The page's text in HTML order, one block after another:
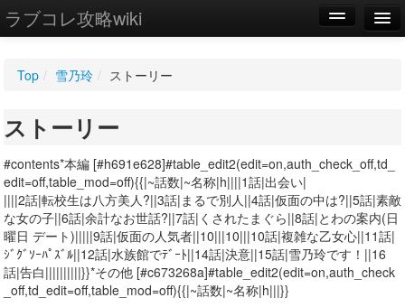
ラブコレ攻略wiki
WIKI
設定
Top / 雪乃玲 / ストーリー
ストーリー
#contents*本編 [#h691e628]#table_edit2(edit=on,auth_check_off,td_
edit=off,table_mod=off){{|~話数|~名称|h||||1話|出会い|
||||2話|転校生は八方美人?||3話|まるで別人||4話|仮面の中は?||5話|素敵
な女の子||6話|余計なお世話?||7話|くされたまぐら||8話|とわの案内(日
曜日 デート)|||||9話|仮面の人気者||10|||10|||10話|複雑な乙女心||11話|
ｼﾞｸﾞｿｰﾊﾟｽﾞﾙ||12話|水族館でﾃﾞｰﾄ||14話|決意||15話|雪乃玲です！||16
話|告白||||||||||}}*その他 [#c673268a]#table_edit2(edit=on,auth_check
_off,td_edit=off,table_mod=off){{|~話数|~名称|h|||}}